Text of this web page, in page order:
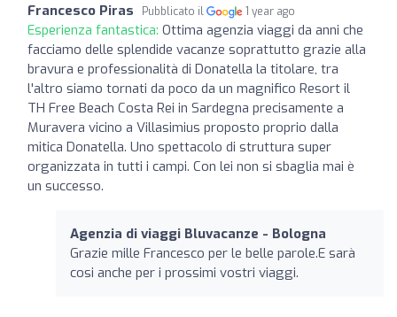
Francesco Piras Pubblicato il 1 year ago
Esperienza fantastica: Ottima agenzia viaggi da anni che
facciamo delle splendide vacanze soprattutto grazie alla
bravura e professionalità di Donatella la titolare, tra
l'altro siamo tornati da poco da un magnifico Resort il
TH Free Beach Costa Rei in Sardegna precisamente a
Muravera vicino a Villasimius proposto proprio dalla
mitica Donatella. Uno spettacolo di struttura super
organizzata in tutti i campi. Con lei non si sbaglia mai è
un successo.
Agenzia di viaggi Bluvacanze - Bologna
Grazie mille Francesco per le belle parole.E sarà
cosi anche per i prossimi vostri viaggi.